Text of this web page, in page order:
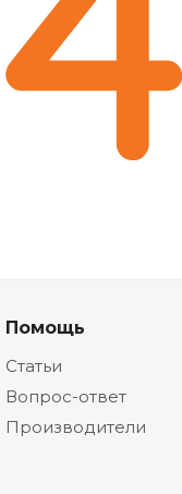
Помощь
Статьи
Вопрос-ответ
Производители